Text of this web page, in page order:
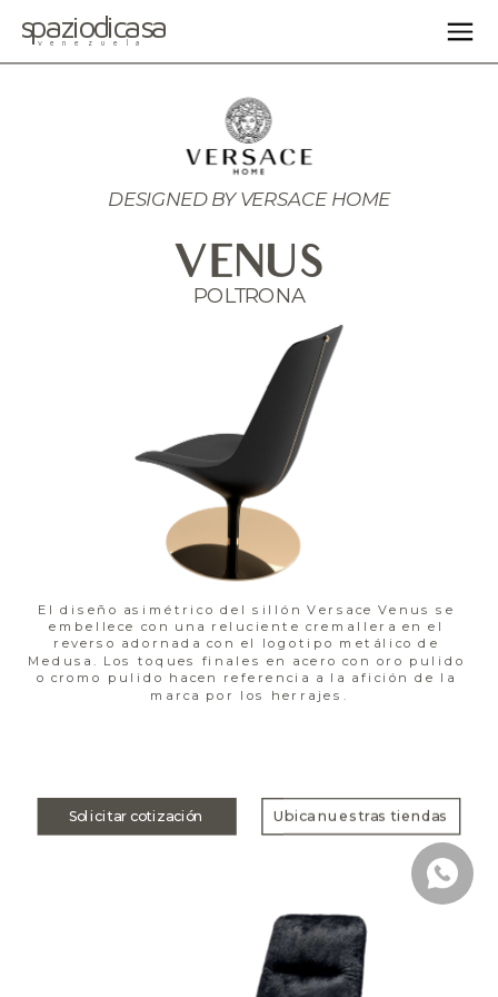
Ubica nuestras tiendas
Solicitar cotización
DESIGNED BY VERSACE HOME
VENUS
POLTRONA
El diseño asimétrico del sillón Versace Venus se
embellece con una reluciente cremallera en el
reverso adornada con el logotipo metálico de
Medusa. Los toques finales en acero con oro pulido
o cromo pulido hacen referencia a la afición de la
marca por los herrajes.
spaziodicasa
venezuela